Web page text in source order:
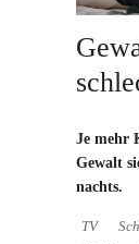
Je mehr
Gewalt
nachts.
TV